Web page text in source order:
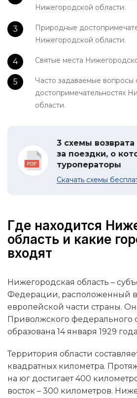
Нижегородской области.
Природные
Нижегородской области.
Святые места
Часто задаваемые вопросы
достопримечательностях
области.
3 схемы
за поездки, о
туроператоры
Скачать схемы
Где находится
область и какие
входят
Нижегородская область –
Федерации, расположенный
европейской части страны.
Приволжского федерального
образована 14 января 1929
Территория области
квадратных километра.
на юг достигает 400
восток – 300 километров.